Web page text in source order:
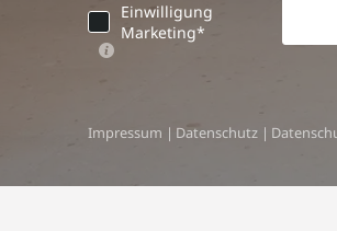
Einwilligung
Marketing*
Impressum | Datenschutz |